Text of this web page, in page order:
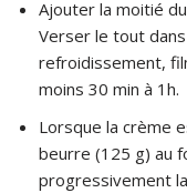
Ajouter la moitié
Verser le tout
refroidissement,
moins 30 min à 1h.
Lorsque la crème
beurre (125 g) au
progressivement